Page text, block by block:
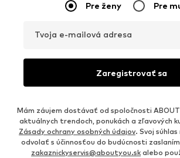
Pre ženy Pre
Tvoja e-mailová adresa
Zaregistrovať sa
Mám záujem dostávať od spoločnosti
aktuálnych trendoch, ponukách a zľavových
Zásady ochrany osobných údajov. Svoj
odvolať s účinnosťou do budúcnosti
zakaznickyservis@aboutyou.sk alebo